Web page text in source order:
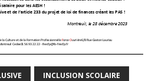
INCLUSION SCOLAIRE